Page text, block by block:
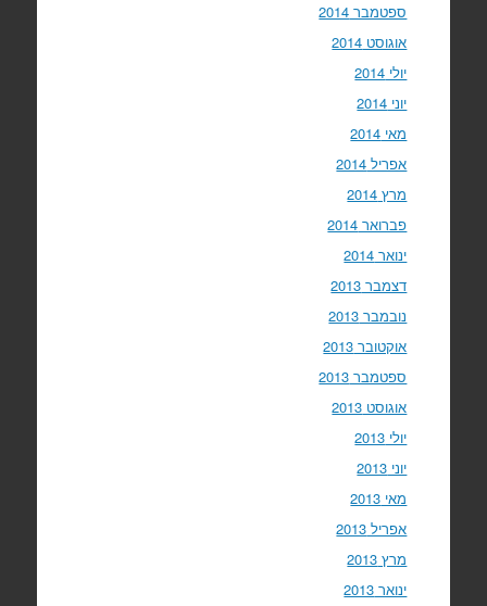
ספטמבר 2014
אוגוסט 2014
יולי 2014
יוני 2014
מאי 2014
אפריל 2014
מרץ 2014
פברואר 2014
ינואר 2014
דצמבר 2013
נובמבר 2013
אוקטובר 2013
ספטמבר 2013
אוגוסט 2013
יולי 2013
יוני 2013
מאי 2013
אפריל 2013
מרץ 2013
ינואר 2013